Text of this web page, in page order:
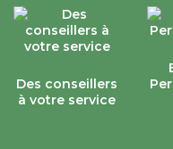
Des conseillers
à votre service